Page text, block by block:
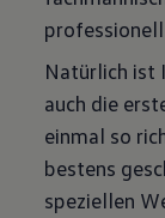
Natürlich ist
auch die
einmal so
bestens
speziellen